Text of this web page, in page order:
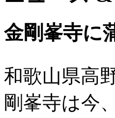
金剛峯寺に
和歌山県高
剛峯寺は今